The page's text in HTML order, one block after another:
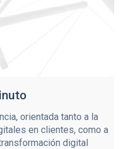
orientada tanto a la
en clientes, como a
digital